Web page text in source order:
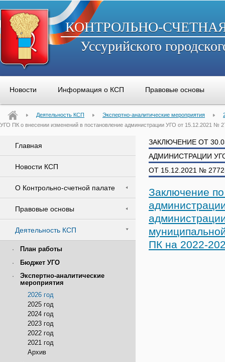
КОНТРОЛЬНО-
Уссурийского
Новости Информация о КСП Правовые основы
Деятельность КСП Экспертно-аналитические мероприятия
УГО ПК о внесении изменений в постановление администрации УГО от 15.12.2021 №
Главная
Новости КСП
О Контрольно-счетной палате
Правовые основы
Деятельность КСП
План работы
Бюджет УГО
Экспертно-аналитические
мероприятия
2026 год
2025 год
2024 год
2023 год
2022 год
2021 год
Архив
ЗАКЛЮЧЕНИЕ ОТ
АДМИНИСТРАЦИИ
ОТ 15.12.2021 №
Заключение
ПК на 2022-